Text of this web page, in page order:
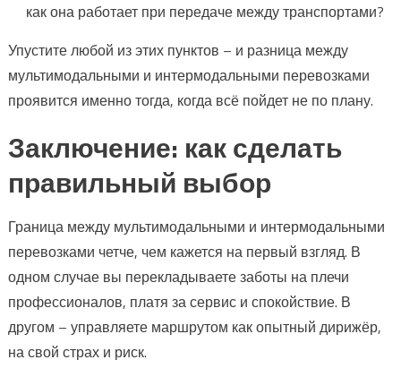
как она работает при передаче между транспортами?
Упустите любой из этих пунктов – и разница между
мультимодальными и интермодальными перевозками
проявится именно тогда, когда всё пойдет не по плану.
Заключение: как сделать
правильный выбор
Граница между мультимодальными и интермодальными
перевозками четче, чем кажется на первый взгляд. В
одном случае вы перекладываете заботы на плечи
профессионалов, платя за сервис и спокойствие. В
другом – управляете маршрутом как опытный дирижёр,
на свой страх и риск.